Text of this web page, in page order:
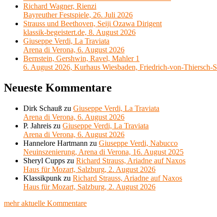
Richard Wagner, Rienzi
Bayreuther Festspiele, 26. Juli 2026
Strauss und Beethoven, Seiji Ozawa Dirigent
klassik-begeistert.de, 8. August 2026
Giuseppe Verdi, La Traviata
Arena di Verona, 6. August 2026
Bernstein, Gershwin, Ravel, Mahler 1
6. August 2026, Kurhaus Wiesbaden, Friedrich-von-Thiersch-
Neueste Kommentare
Dirk Schauß zu Giuseppe Verdi, La Traviata
Arena di Verona, 6. August 2026
P. Jahreis zu Giuseppe Verdi, La Traviata
Arena di Verona, 6. August 2026
Hannelore Hartmann zu Giuseppe Verdi, Nabucco
Neuinszenierung, Arena di Verona, 16. August 2025
Sheryl Cupps zu Richard Strauss, Ariadne auf Naxos
Haus für Mozart, Salzburg, 2. August 2026
Klassikpunk zu Richard Strauss, Ariadne auf Naxos
Haus für Mozart, Salzburg, 2. August 2026
mehr aktuelle Kommentare